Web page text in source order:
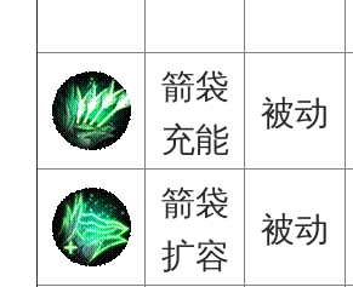
箭袋
充能
被动
箭袋
扩容
被动